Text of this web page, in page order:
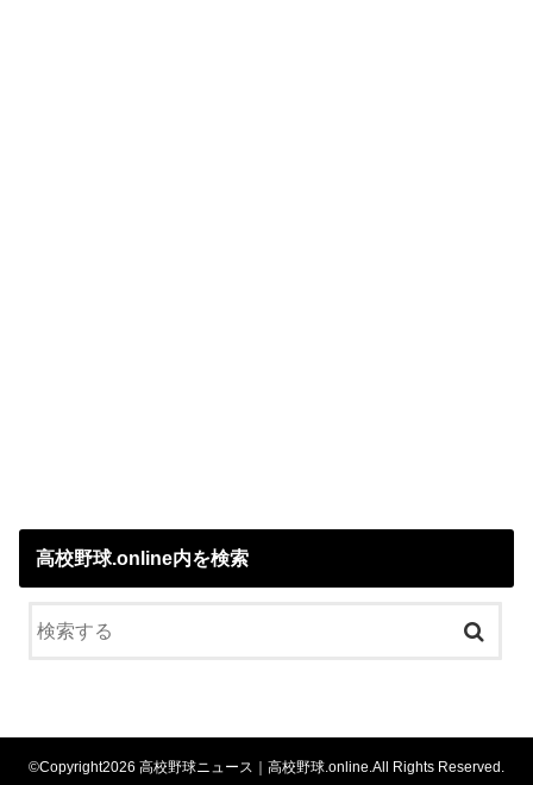
高校野球.online内を検索
©Copyright2026 高校野球ニュース｜高校野球.online.All Rights Reserved.